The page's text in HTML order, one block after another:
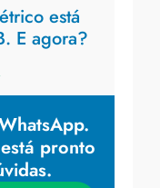
está
E agora?
pronto